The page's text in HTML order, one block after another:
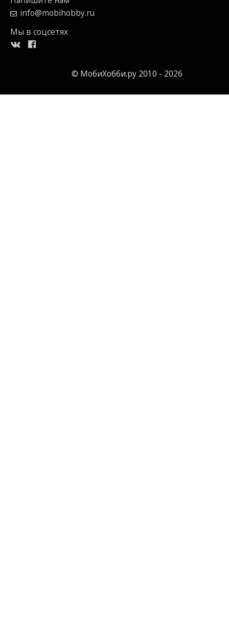
info@mobihobby.ru
Мы в соцсетях
© МобиХобби.ру 2010 - 2026